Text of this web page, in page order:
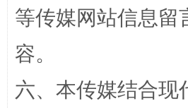
扯下公款旅游的“隐身衣”
等传媒网站信息留
容。
六、本传媒结合现